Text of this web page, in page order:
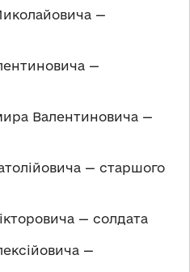
—
—
Валентиновича —
— старшого
— солдата
—